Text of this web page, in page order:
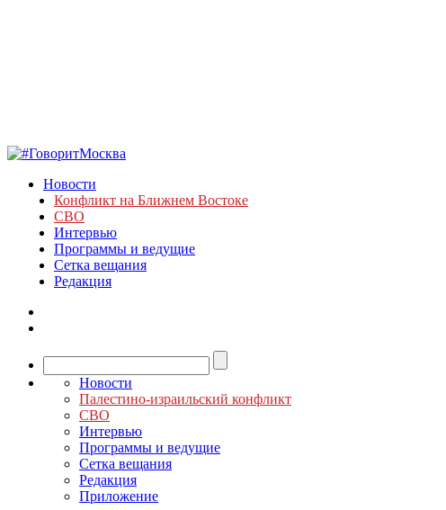
Новости
Конфликт на Ближнем Востоке
СВО
Интервью
Программы и ведущие
Сетка вещания
Редакция
Новости
Палестино-израильский конфликт
СВО
Интервью
Программы и ведущие
Сетка вещания
Редакция
Приложение